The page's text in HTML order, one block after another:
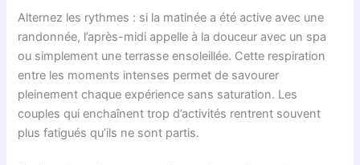
Alternez les rythmes : si la matinée a été active avec une
randonnée, l’après-midi appelle à la douceur avec un spa
ou simplement une terrasse ensoleillée. Cette respiration
entre les moments intenses permet de savourer
pleinement chaque expérience sans saturation. Les
couples qui enchaînent trop d’activités rentrent souvent
plus fatigués qu’ils ne sont partis.